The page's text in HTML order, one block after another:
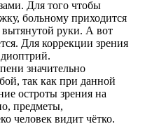
Для того чтобы
больному приходится
вытянутой руки. А вот
Для коррекции зрения
значительно
так как при данной
остроты зрения на
предметы,
человек видит чётко.